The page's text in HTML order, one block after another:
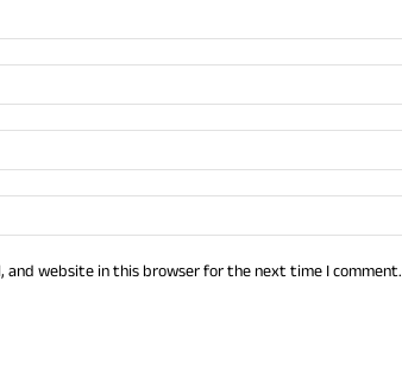
and website in this browser for the next time I comment.